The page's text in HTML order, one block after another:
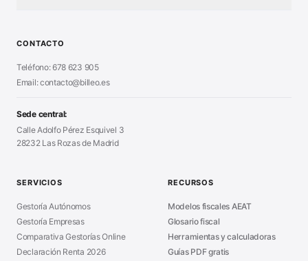
Generador Nóminas
■ Generador Presupuestos
Generador Facturas
■Modelo Nómina PDF
■Calculadora Vacaciones
■Alta Autónomo Paso a Paso
Declaración Renta 2026
■Certificado Digital
■Sanciones Hacienda
■Asesoría en Madrid
CONTACTO
Teléfono: 678 623 905
Email: contacto@billeo.es
Sede central:
Calle Adolfo Pérez Esquivel 3
28232 Las Rozas de Madrid
SERVICIOS
Gestoría Autónomos
Gestoría Empresas
Comparativa Gestorías Online
Declaración Renta 2026
RECURSOS
Modelos fiscales AEAT
Glosario fiscal
Herramientas y calculadoras
Guías PDF gratis